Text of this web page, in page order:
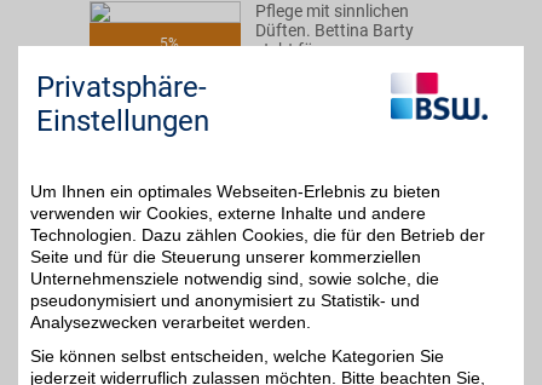
5%
Pflege mit sinnlichen
Düften. Bettina Barty
steht für
Körperpflegeprodukte mit
cremigen Texturen und
charakteristischen
Zum Partnerprofil
bis zu 7%
Bärbel Drexel
"Natürlich Natur" lautet
Bärbel Drexel für
naturreine Kosmetik,
Privatsphäre-
Einstellungen
Um Ihnen ein optimales Webseiten-Erlebnis zu bieten
verwenden wir Cookies, externe Inhalte und andere
Technologien. Dazu zählen Cookies, die für den Betrieb der
Seite und für die Steuerung unserer kommerziellen
Unternehmensziele notwendig sind, sowie solche, die
pseudonymisiert und anonymisiert zu Statistik- und
Analysezwecken verarbeitet werden.
Sie können selbst entscheiden, welche Kategorien Sie
jederzeit widerruflich zulassen möchten. Bitte beachten Sie,